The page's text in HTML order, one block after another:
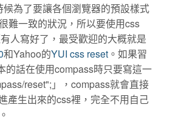
為了要讓各個瀏覽器的預設樣式
難一致的狀況，所以要使用css
人寫好了，最受歡迎的大概就是
和Yahoo的YUI css reset 。如果習
的話在使用compass時只要寫這一
reset";」，compass就會直接
產生出來的css裡，完全不用自己